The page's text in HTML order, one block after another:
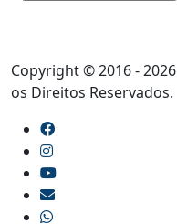
Copyright © 2016 - 2026
os Direitos Reservados.